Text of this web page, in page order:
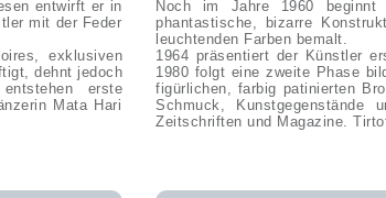
entwirft er in
mit der Feder
exklusiven
dehnt jedoch
erste
Mata Hari
Noch im Jahre 1960
phantastische, bizarre
leuchtenden Farben bemalt.
1964 präsentiert der Künstler
1980 folgt eine zweite Phase
figürlichen, farbig patinierten
Schmuck, Kunstgegenstände
Zeitschriften und Magazine.